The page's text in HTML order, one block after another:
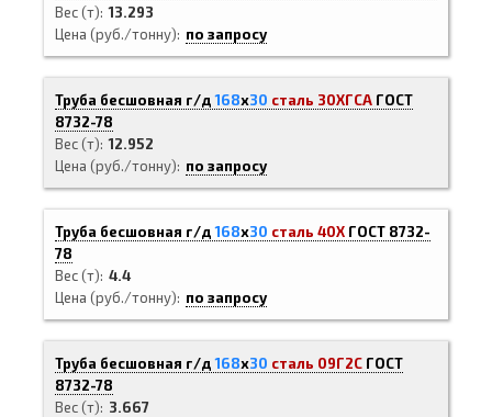
Вес (т) 13.293
Цена (руб./тонну)
по запросу
Труба бесшовная г/д168х30 сталь 30ХГСА ГОСТ
8732-78
Вес (т) 12.952
Цена (руб./тонну)
по запросу
Труба бесшовная г/д168х30 сталь 40Х ГОСТ 8732-
78
Вес (т) 4.4
Цена (руб./тонну)
по запросу
Труба бесшовная г/д168х30 сталь 09Г2С ГОСТ
8732-78
Вес (т)
3.667